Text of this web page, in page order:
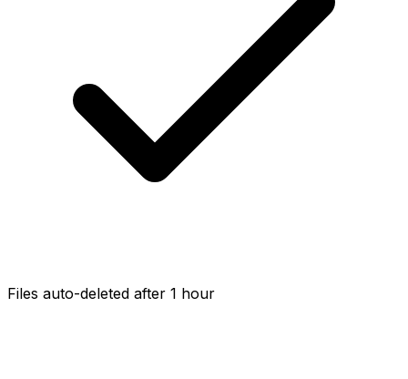
Files auto-deleted after 1 hour